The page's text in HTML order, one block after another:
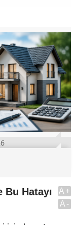
Hatayı
A+
A-